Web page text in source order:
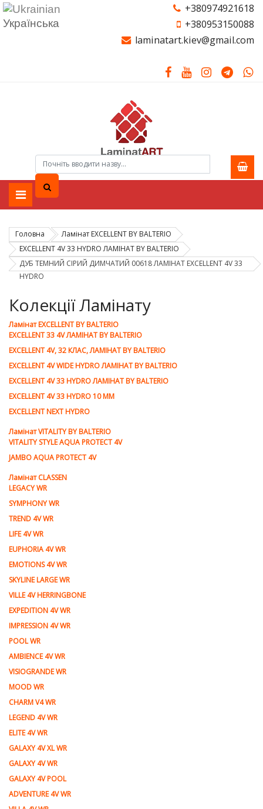
Українська
+380974921618
+380953150088
laminatart.kiev@gmail.com
Головна
Ламiнат EXCELLENT BY BALTERIO
EXCELLENT 4V 33 HYDRO ЛАМІНАТ BY BALTERIO
ДУБ ТЕМНИЙ СІРИЙ ДИМЧАТИЙ 00618 ЛАМІНАТ EXCELLENT 4V 33
HYDRO
Колекції Ламінату
Ламiнат EXCELLENT BY BALTERIO
EXCELLENT 33 4V ЛАМІНАТ BY BALTERIO
EXCELLENT 4V, 32 КЛАС, ЛАМІНАТ BY BALTERIO
EXCELLENT 4V WIDE HYDRO ЛАМІНАТ BY BALTERIO
EXCELLENT 4V 33 HYDRO ЛАМІНАТ BY BALTERIO
EXCELLENT 4V 33 HYDRO 10 ММ
EXCELLENT NEXT HYDRO
Ламiнат VITALITY BY BALTERIO
VITALITY STYLE AQUA PROTECT 4V
JAMBO AQUA PROTECT 4V
Ламiнат CLASSEN
LEGACY WR
SYMPHONY WR
TREND 4V WR
LIFE 4V WR
EUPHORIA 4V WR
EMOTIONS 4V WR
SKYLINE LARGE WR
VILLE 4V HERRINGBONE
EXPEDITION 4V WR
IMPRESSION 4V WR
POOL WR
AMBIENCE 4V WR
VISIOGRANDE WR
MOOD WR
CHARM V4 WR
LEGEND 4V WR
ELITE 4V WR
GALAXY 4V XL WR
GALAXY 4V WR
GALAXY 4V POOL
ADVENTURE 4V WR